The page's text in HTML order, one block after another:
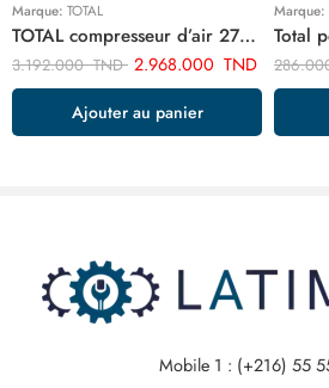
Marque: TOTAL
TOTAL compresseur d’air 270 litre TC1403002E
3.192.000TND 2.968.000 TND
Ajouter au panier
Marque:
Mobile 1 : (+216) 55